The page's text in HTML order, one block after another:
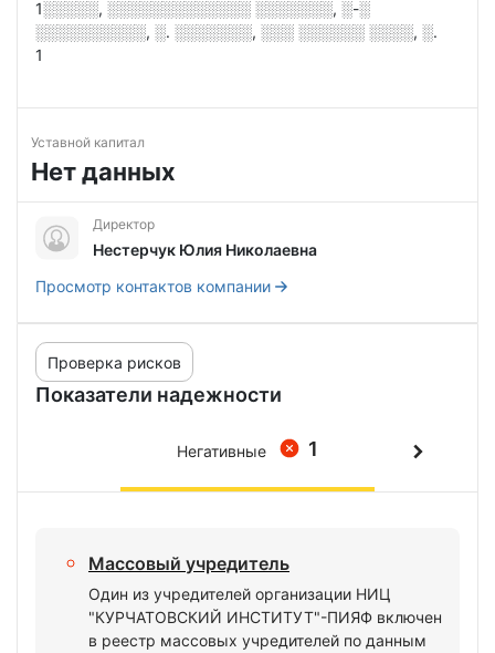
1░░░░░, ░░░░░░░░░░░░░ ░░░░░░░, ░-░
░░░░░░░░░░, ░. ░░░░░░░, ░░░ ░░░░░░ ░░░░, ░.
1
Уставной капитал
Нет данных
Директор
Нестерчук Юлия Николаевна
Просмотр контактов компании
Показатели надежности
Проверка рисков
1
Негативные
Массовый учредитель
Один из учредителей организации НИЦ
"КУРЧАТОВСКИЙ ИНСТИТУТ"-ПИЯФ включен
в реестр массовых учредителей по данным